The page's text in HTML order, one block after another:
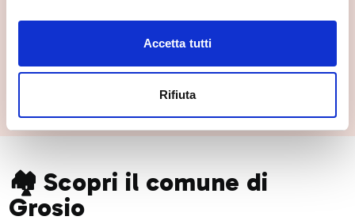
Accetta tutti
Rifiuta
Giardino Roccioso di Nicola Di Cesare
🏘️ Scopri il comune di
Grosio